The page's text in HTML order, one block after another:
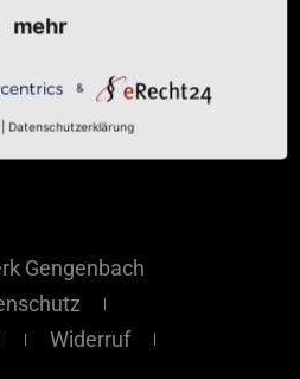
Gengenbach
Widerruf
mehr
&
Datenschutzerklärung